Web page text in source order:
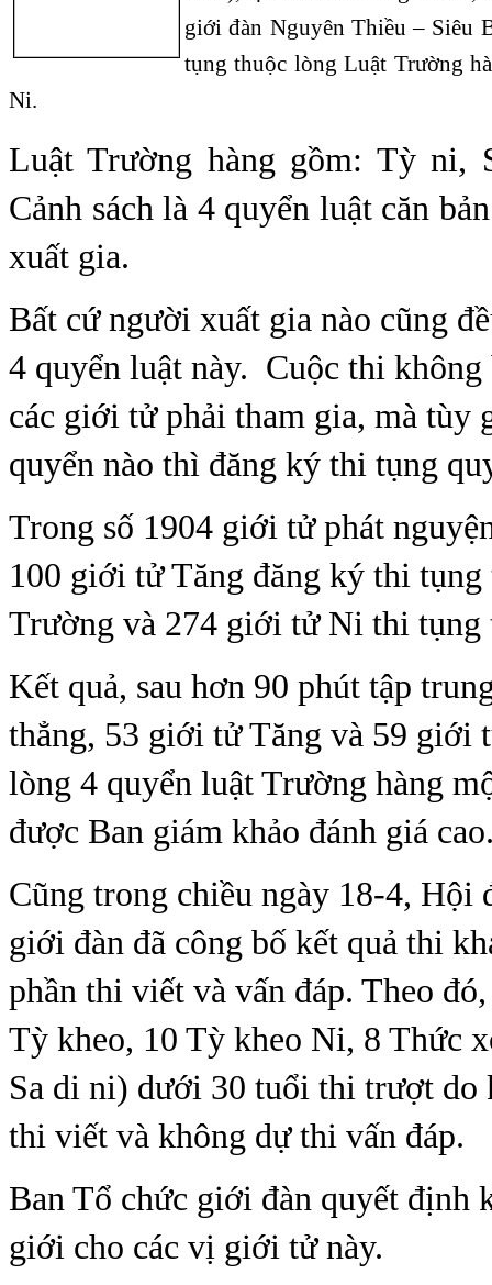
giới đàn Nguyên Thiều – Siêu
tụng thuộc lòng Luật Trường
Ni.
Luật Trường hàng gồm: Tỳ ni,
Cảnh sách là 4 quyển luật căn
xuất gia.
Bất cứ người xuất gia nào cũng
4 quyển luật này. Cuộc thi không
các giới tử phải tham gia, mà tùy
quyển nào thì đăng ký thi tụng
Trong số 1904 giới tử phát
100 giới tử Tăng đăng ký thi tụng
Trường và 274 giới tử Ni thi tụng
Kết quả, sau hơn 90 phút tập
thẳng, 53 giới tử Tăng và 59 giới
lòng 4 quyển luật Trường hàng
được Ban giám khảo đánh giá
Cũng trong chiều ngày 18-4, Hội
giới đàn đã công bố kết quả thi
phần thi viết và vấn đáp. Theo
Tỳ kheo, 10 Tỳ kheo Ni, 8 Thức
Sa di ni) dưới 30 tuổi thi trượt do
thi viết và không dự thi vấn đáp.
Ban Tổ chức giới đàn quyết định
giới cho các vị giới tử này.